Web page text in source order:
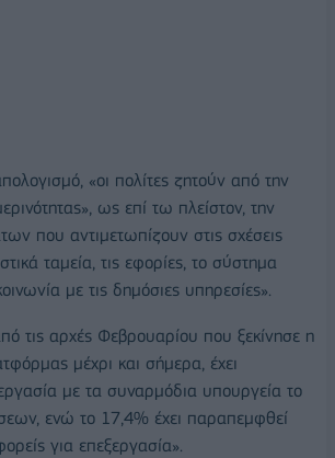
«οι πολίτες ζητούν από την
ως επί τω πλείστον, την
που αντιμετωπίζουν στις σχέσεις
ταμεία, τις εφορίες, το σύστημα
με τις δημόσιες υπηρεσίες».
τις αρχές Φεβρουαρίου που ξεκίνησε η
μέχρι και σήμερα, έχει
με τα συναρμόδια υπουργεία το
ενώ το 17,4% έχει παραπεμφθεί
για επεξεργασία».